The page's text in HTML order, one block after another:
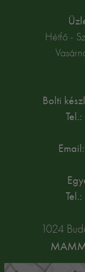
Hétfő -
Bolti
Tel.:
Tel.:
1024